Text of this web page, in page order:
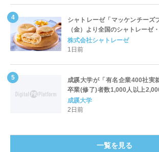
シャトレーゼ「マッケンチーズ
（金）より全国のシャトレーゼ
株式会社シャトレーゼ
1日前
成蹊大学が「有名企業400社実
卒業(修了)者数1,000人以上
全国第1位を獲得！～実就職
4.3pt）に伸長、東京の私立大学
成蹊大学
2日前
一覧を見る